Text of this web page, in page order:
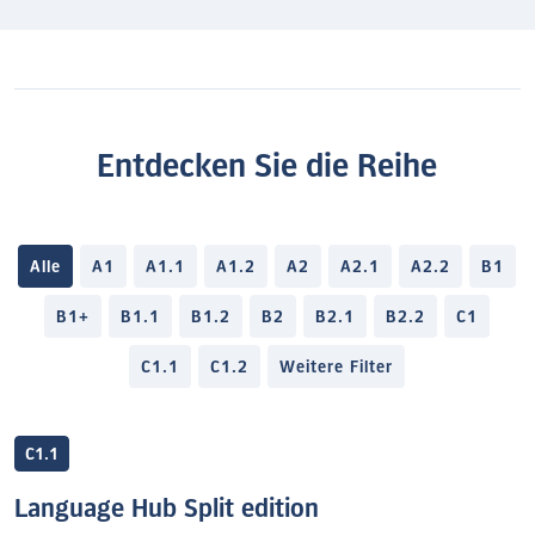
Entdecken Sie die Reihe
Alle A1 A1.1 A1.2 A2 A2.1 A2.2 B1
B1+ B1.1 B1.2 B2 B2.1 B2.2 C1
C1.1 C1.2 Weitere Filter
C1.1
Language Hub Split edition